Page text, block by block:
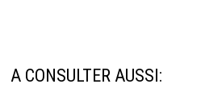
A CONSULTER AUSSI: